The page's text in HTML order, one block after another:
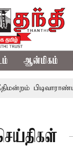
ஆன்மிகம்
பிடிவாராண்ட்